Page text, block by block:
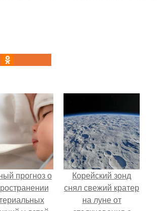
прогноз о
Корейский зонд
снял свежий кратер
на луне от